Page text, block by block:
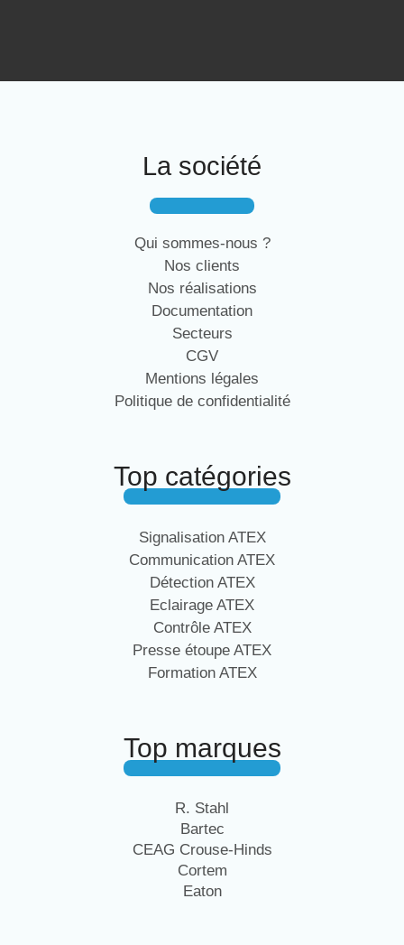
La société
Qui sommes-nous ?
Nos clients
Nos réalisations
Documentation
Secteurs
CGV
Mentions légales
Politique de confidentialité
Top catégories
Signalisation ATEX
Communication ATEX
Détection ATEX
Eclairage ATEX
Contrôle ATEX
Presse étoupe ATEX
Formation ATEX
Top marques
R. Stahl
Bartec
CEAG Crouse-Hinds
Cortem
Eaton